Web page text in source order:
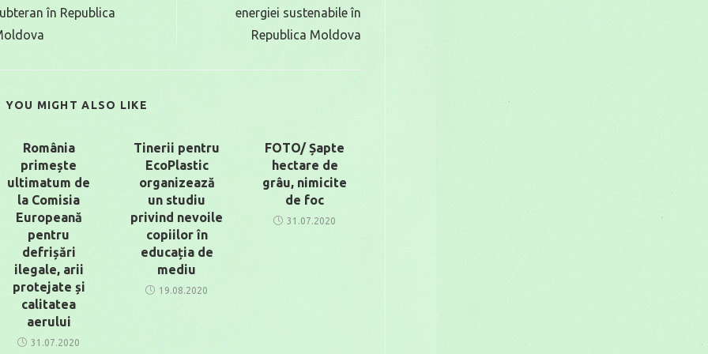
în Republica
energiei sustenabile în
Republica Moldova
YOU MIGHT ALSO LIKE
România
primește
ultimatum de
la Comisia
Europeană
pentru
defrișări
ilegale, arii
protejate și
calitatea
aerului
31.07.2020
Tinerii pentru
EcoPlastic
organizează
un studiu
privind nevoile
copiilor în
educația de
mediu
19.08.2020
FOTO/ Șapte
hectare de
grâu, nimicite
de foc
31.07.2020